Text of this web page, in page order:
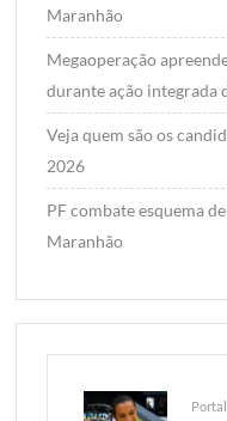
Maranhão
Megaoperação
durante ação integrada
Veja quem são os
2026
PF combate esquema
Maranhão